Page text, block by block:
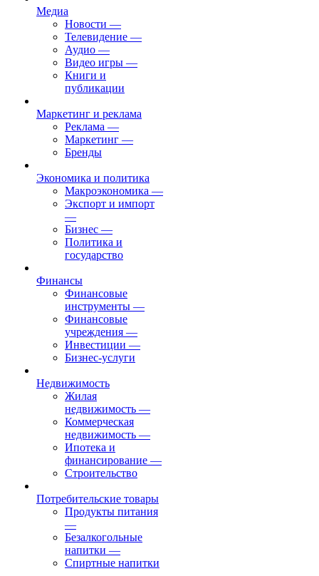
Медиа
Новости —
Телевидение —
Аудио —
Видео игры —
Книги и
публикации
Маркетинг и реклама
Реклама —
Маркетинг —
Бренды
Экономика и политика
Макроэкономика —
Экспорт и импорт
—
Бизнес —
Политика и
государство
Финансы
Финансовые
инструменты —
Финансовые
учреждения —
Инвестиции —
Бизнес-услуги
Недвижимость
Жилая
недвижимость —
Коммерческая
недвижимость —
Ипотека и
финансирование —
Строительство
Потребительские товары
Продукты питания
—
Безалкогольные
напитки —
Спиртные напитки